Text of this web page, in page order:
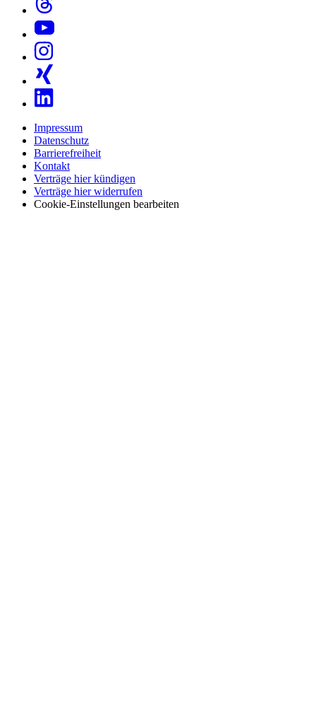
Impressum
Datenschutz
Barrierefreiheit
Kontakt
Verträge hier kündigen
Verträge hier widerrufen
Cookie-Einstellungen bearbeiten